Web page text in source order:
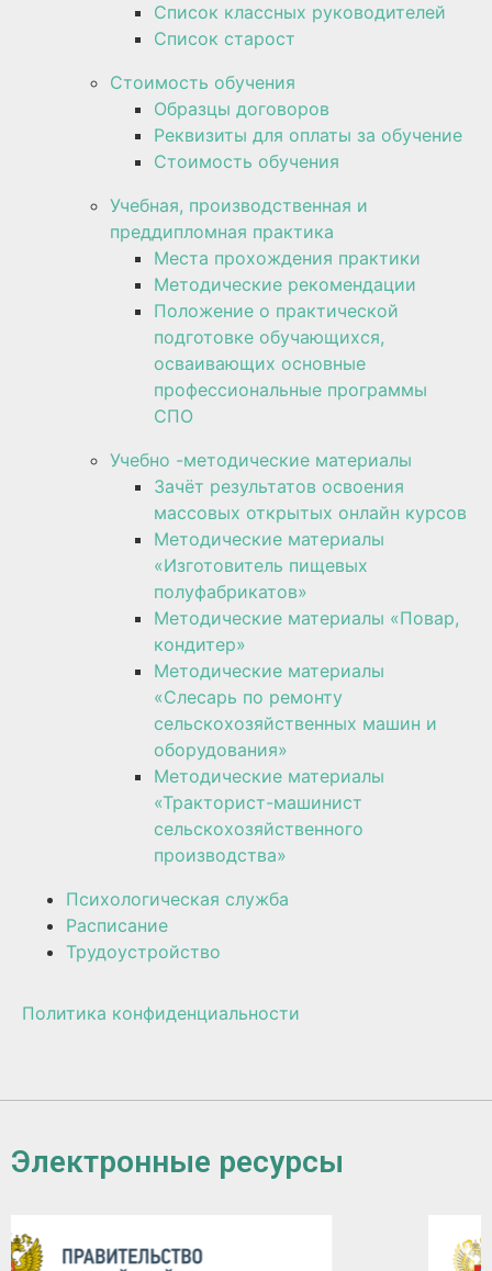
Список классных руководителей
Список старост
Стоимость обучения
Образцы договоров
Реквизиты для оплаты за обучение
Стоимость обучения
Учебная, производственная и
преддипломная практика
Места прохождения практики
Методические рекомендации
Положение о практической
подготовке обучающихся,
осваивающих основные
профессиональные программы
СПО
Учебно -методические материалы
Зачёт результатов освоения
массовых открытых онлайн курсов
Методические материалы
«Изготовитель пищевых
полуфабрикатов»
Методические материалы «Повар,
кондитер»
Методические материалы
«Слесарь по ремонту
сельскохозяйственных машин и
оборудования»
Методические материалы
«Тракторист-машинист
сельскохозяйственного
производства»
Психологическая служба
Расписание
Трудоустройство
Политика конфиденциальности
Электронные ресурсы